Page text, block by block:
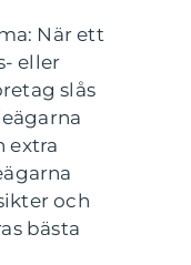
När ett
eller
slås
extra
och
bästa